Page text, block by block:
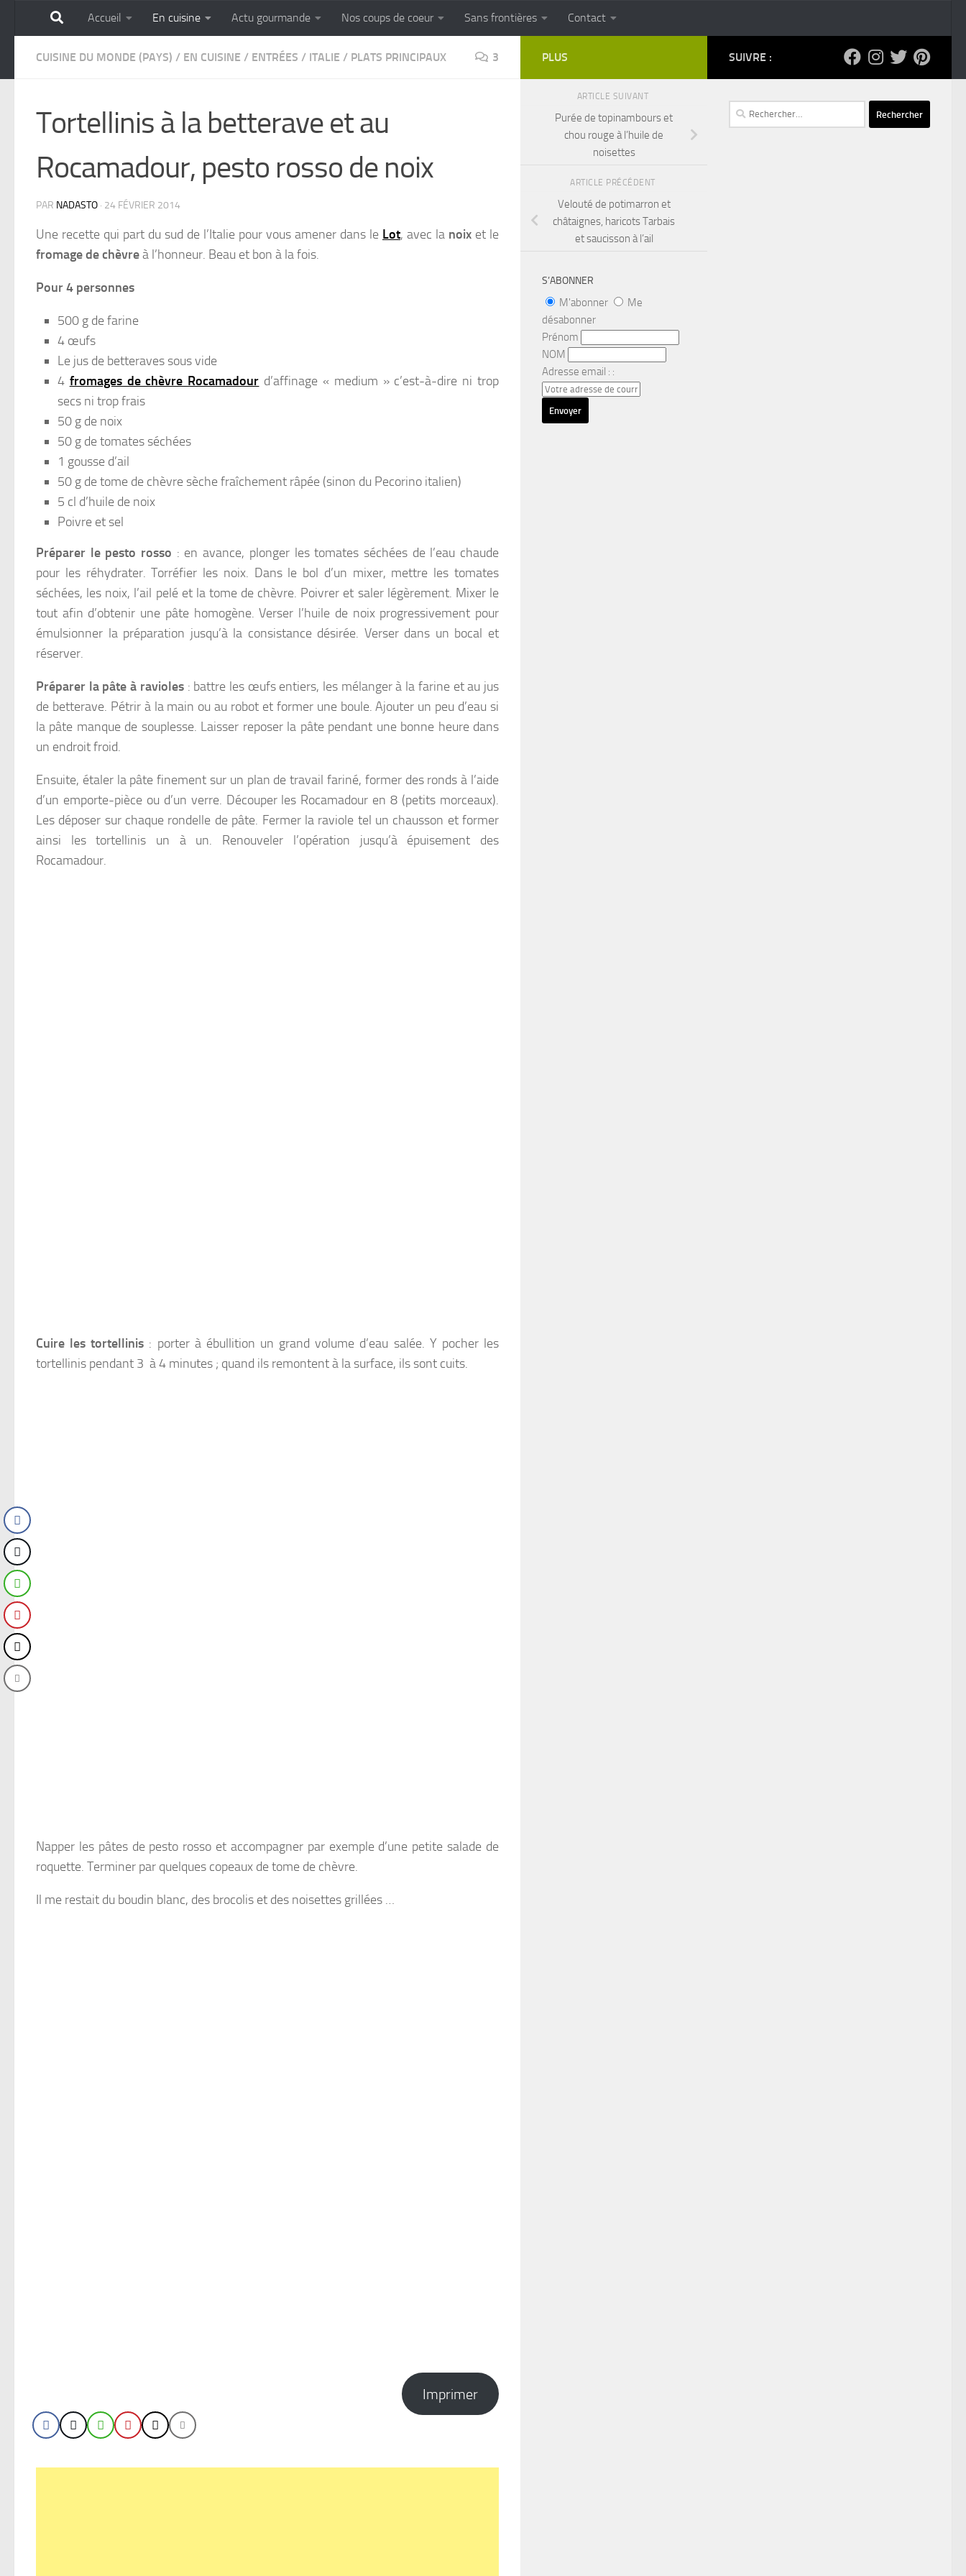
Skip to content
GOURMANDISE SANS FRONTIERES Cuisine populaire des terroirs
Accueil En cuisine Actu gourmande Nos coups de coeur Sans frontières Contact
CUISINE DU MONDE (PAYS) / EN CUISINE / ENTRÉES / ITALIE / PLATS PRINCIPAUX 3
Tortellinis à la betterave et au
Rocamadour, pesto rosso de noix
PAR NADASTO · 24 FÉVRIER 2014
Une recette qui part du sud de l’Italie pour vous amener dans le Lot, avec la noix et le
fromage de chèvreà l’honneur. Beau et bon à la fois.
Pour 4 personnes
500 g de farine
4 œufs
Le jus de betteraves sous vide
4 fromages de chèvre Rocamadour d’affinage « medium » c’est-à-dire ni trop
secs ni trop frais
50 g de noix
50 g de tomates séchées
1 gousse d’ail
50 g de tome de chèvre sèche fraîchement râpée (sinon du Pecorino italien)
5 cl d’huile de noix
Poivre et sel
Préparer le pesto rosso : en avance, plonger les tomates séchées de l’eau chaude
pour les réhydrater. Torréfier les noix. Dans le bol d’un mixer, mettre les tomates
séchées, les noix, l’ail pelé et la tome de chèvre. Poivrer et saler légèrement. Mixer le
tout afin d’obtenir une pâte homogène. Verser l’huile de noix progressivement pour
émulsionner la préparation jusqu’à la consistance désirée. Verser dans un bocal et
réserver.
Préparer la pâte à ravioles: battre les œufs entiers, les mélanger à la farine et au jus
de betterave. Pétrir à la main ou au robot et former une boule. Ajouter un peu d’eau si
la pâte manque de souplesse. Laisser reposer la pâte pendant une bonne heure dans
un endroit froid.
Ensuite, étaler la pâte finement sur un plan de travail fariné, former des ronds à l’aide
d’un emporte-pièce ou d’un verre. Découper les Rocamadour en 8 (petits morceaux).
Les déposer sur chaque rondelle de pâte. Fermer la raviole tel un chausson et former
ainsi les tortellinis un à un. Renouveler l’opération jusqu’à épuisement des
Rocamadour.
Cuire les tortellinis : porter à ébullition un grand volume d’eau salée. Y pocher les
tortellinis pendant 3 à 4 minutes ; quand ils remontent à la surface, ils sont cuits.
Napper les pâtes de pesto rosso et accompagner par exemple d’une petite salade de
roquette. Terminer par quelques copeaux de tome de chèvre.
Il me restait du boudin blanc, des brocolis et des noisettes grillées …
Imprimer
SUIVRE :
Rechercher :
PLUS
ARTICLE SUIVANT
Purée de topinambours et
chou rouge à l’huile de
noisettes
ARTICLE PRÉCÉDENT
Velouté de potimarron et
châtaignes, haricots Tarbais
et saucisson à l’ail
S’ABONNER
M'abonner
Me
désabonner
Prénom
NOM
Adresse email : :